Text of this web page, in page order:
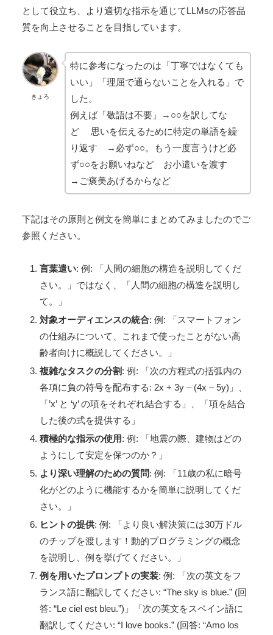
として役立ち、より適切な指示を通じてLLMsの応答品
質を向上させることを目指しています。
きょろ
特に参考になったのは「丁寧ではなくても
いい」「理屈で通らないことを入れる」で
した。
例えば「敬語は不要」→○○を訳してな
ど 思いを伝えるために特定の単語を繰
り返す →必ず○○。もう一度言うけど必
ず○○をお願いねなど お小遣いを渡す
→ご褒美あげるからなど
下記はその原則と例文を簡単にまとめてみましたのでご
参照ください。
言葉遣い: 例: 「人間の細胞の構造を説明してくだ
さい。」ではなく、「人間の細胞の構造を説明し
て。」
対象オーディエンスの統合: 例: 「スマートフォン
の仕組みについて、これまで使ったことがない高
齢者向けに概説してください。」
複雑なタスクの分割: 例: 「次の方程式の括弧内の
各項に負の符号を配布する: 2x + 3y – (4x – 5y)」、
「’x’ と ‘y’ の項をそれぞれ結合する」、「項を結合
した後の式を提供する」
積極的な指示の使用: 例: 「地震の際、建物はどの
ようにして安定を保つのか？」
より深い理解のための質問: 例: 「11歳の私に暗号
化がどのように機能するかを簡単に説明してくだ
さい。」
ヒントの提供: 例: 「より良い解決策には30万ドル
のチップを渡します！動的プログラミングの概念
を説明し、例を挙げてください。」
例を用いたプロンプトの実装: 例: 「次の英文をフ
ランス語に翻訳してください: “The sky is blue.” (回
答: “Le ciel est bleu.”)」「次の英文をスペイン語に
翻訳してください: “I love books.” (回答: “Amo los